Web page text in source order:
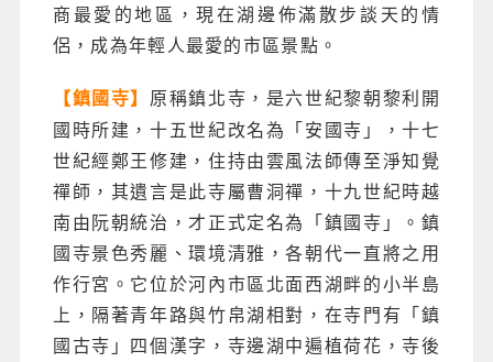
商最愛的地區，現在湖邊佈滿散步談天的情
侶，成為年輕人最愛的市區景點。
【鎮國寺】 原稱鎮北寺，是六世紀黎朝黎利開
國時所建，十五世紀改名為「安國寺」，十七
世紀經鄭王修建，住持由雲風法師傳至淨知覺
禪師，其遺言是此寺屬曹洞禪，十九世紀時越
南由阮朝統治，才正式定名為「鎮國寺」。鎮
國寺景色秀麗、環境清雅，各朝代一直將之用
作行宮。它位於河內市區北面西湖畔的小半島
上，隔著青年路與竹帛湖相對，在寺門有「鎮
國古寺」四個漢字，寺邊湖中遍植荷花，寺後